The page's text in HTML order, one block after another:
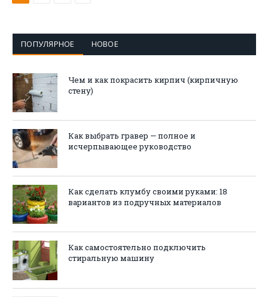
ПОПУЛЯРНОЕ НОВОЕ
Чем и как покрасить кирпич (кирпичную
стену)
Как выбрать гравер — полное и
исчерпывающее руководство
Как сделать клумбу своими руками: 18
вариантов из подручных материалов
Как самостоятельно подключить
стиральную машину